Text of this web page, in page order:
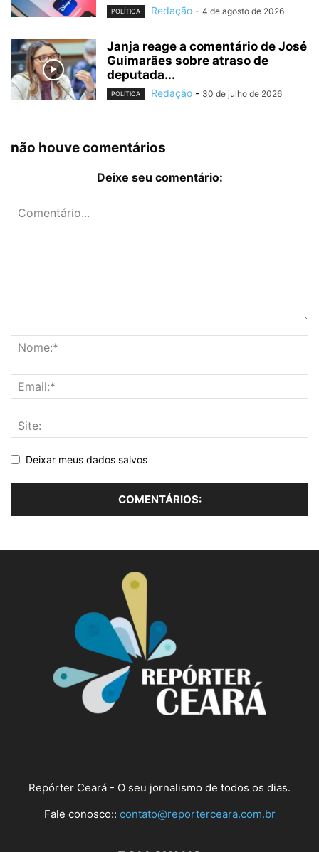
POLÍTICA Redação - 4 de agosto de 2026
Janja reage a comentário de José
Guimarães sobre atraso de
deputada...
POLÍTICA Redação - 30 de julho de 2026
não houve comentários
Deixe seu comentário:
Deixar meus dados salvos
Repórter Ceará - O seu jornalismo de todos os dias.
Fale conosco:: contato@reporterceara.com.br